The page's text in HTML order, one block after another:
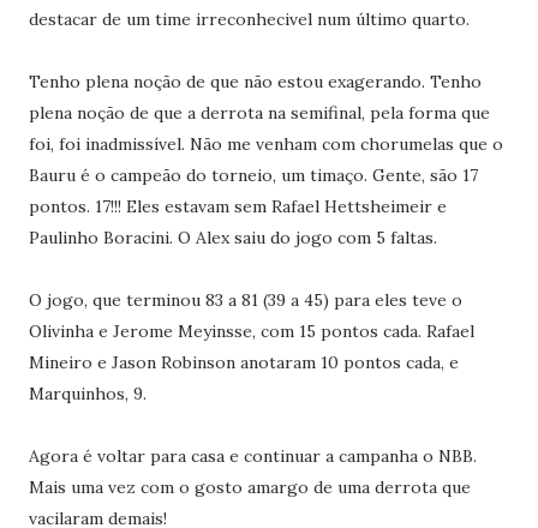
destacar de um time irreconhecivel num último quarto.
Tenho plena noção de que não estou exagerando. Tenho
plena noção de que a derrota na semifinal, pela forma que
foi, foi inadmissível. Não me venham com chorumelas que o
Bauru é o campeão do torneio, um timaço. Gente, são 17
pontos. 17!!! Eles estavam sem Rafael Hettsheimeir e
Paulinho Boracini. O Alex saiu do jogo com 5 faltas.
O jogo, que terminou 83 a 81 (39 a 45) para eles teve o
Olivinha e Jerome Meyinsse, com 15 pontos cada. Rafael
Mineiro e Jason Robinson anotaram 10 pontos cada, e
Marquinhos, 9.
Agora é voltar para casa e continuar a campanha o NBB.
Mais uma vez com o gosto amargo de uma derrota que
vacilaram demais!